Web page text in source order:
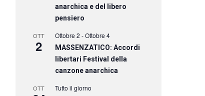
anarchica e del libero
pensiero
OTT
2
Ottobre 2 -Ottobre 4
MASSENZATICO: Accordi
libertari Festival della
canzone anarchica
OTT Tutto il giorno